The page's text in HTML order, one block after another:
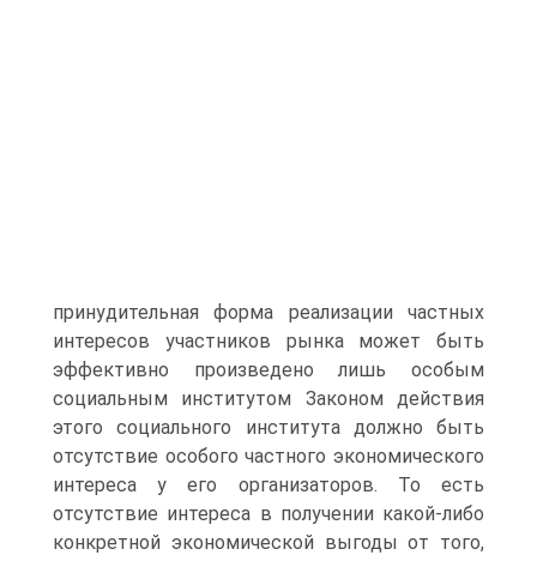
принудительная форма реализации частных
интересов участников рынка может быть
эффективно произведено лишь особым
социальным институтом Законом действия
этого социального института должно быть
отсутствие особого частного экономического
интереса у его организаторов. То есть
отсутствие интереса в получении какой-либо
конкретной экономической выгоды от того,